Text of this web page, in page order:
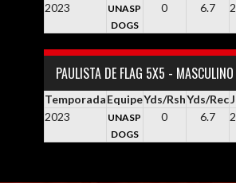
2023
UNASP
DOGS
0 6.7 2
PAULISTA DE FLAG 5X5 - MASCULINO
TemporadaEquipeYds/RshYds/RecJ
2023
UNASP
DOGS
0 6.7 2